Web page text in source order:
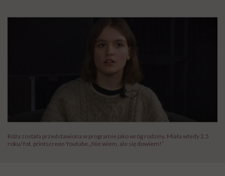
Róża została przedstawiona w programie jako wróg rodziny. Miała wtedy 2,5
roku/ fot. printscreen Youtube „Nie wiem, ale się dowiem!”